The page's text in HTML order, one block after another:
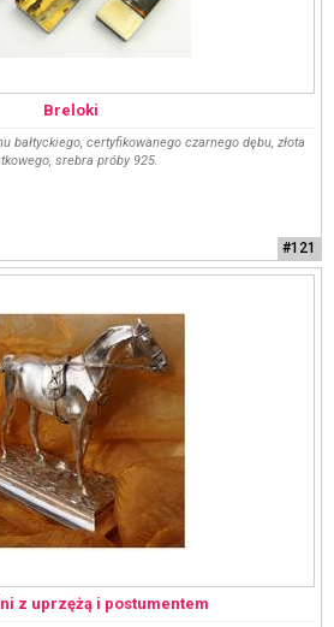
Breloki
bałtyckiego, certyfikowanego czarnego dębu, złota
srebra próby 925.
#121
z uprzężą i postumentem